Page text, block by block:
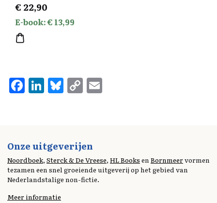
€ 22,90
E-book: € 13,99
F
a
o
o
k
Li
n
d
I
n
Bl
u
y
C
o
Li
n
k
Onze uitgeverijen
Noordboek, Sterck & De Vreese, HL Books en Bornmeervormen
tezamen een snel groeiende uitgeverij op het gebied van
Nederlandstalige non-fictie.
Meer informatie